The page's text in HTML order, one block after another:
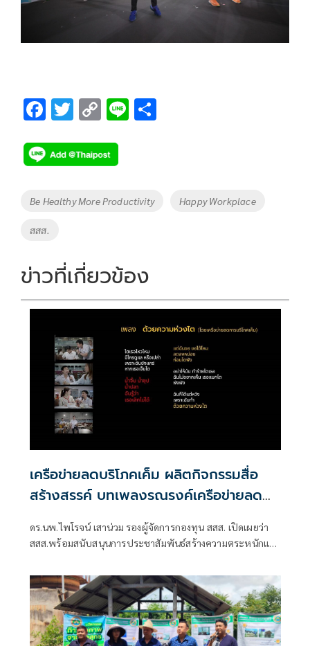
F
e
b
o
k
T
tt
er
C
p
y
Li
Li
Tags
Be Healthy More Productivity Happy Workplace
สสส.
ข่าวที่เกี่ยวข้อง
เครือข่ายลดบริโภคเค็ม ผลิตกิจกรรมสื่อ
สร้างสรรค์ บทเพลงรณรงค์เครือข่ายลด
ดร.นพ.ไพโรจน์ เสาน่วม รองผู้จัดการกองทุน สสส. เปิดเผยว่า
สสส.พร้อมสนับสนุนการประชาสัมพันธ์สร้างความตระหนักและ